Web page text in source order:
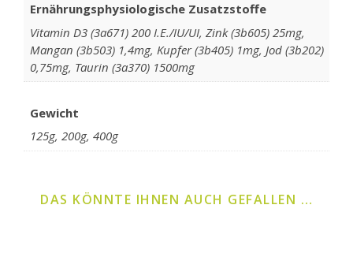
Ernährungsphysiologische Zusatzstoffe
Vitamin D3 (3a671) 200 I.E./IU/UI, Zink (3b605) 25mg,
Mangan (3b503) 1,4mg, Kupfer (3b405) 1mg, Jod (3b202)
0,75mg, Taurin (3a370) 1500mg
Gewicht
125g, 200g, 400g
DAS KÖNNTE IHNEN AUCH GEFALLEN …